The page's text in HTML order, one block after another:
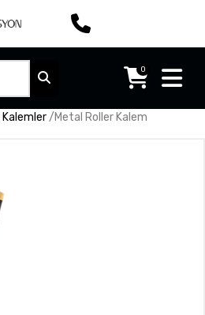
0
Kalemler/Metal Roller Kalem